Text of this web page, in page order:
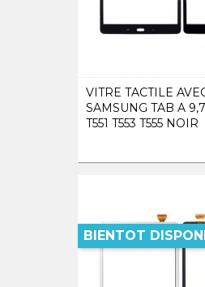
VITRE TACTILE
SAMSUNG TAB A
T551 T553 T555 NOIR
BIENTOT